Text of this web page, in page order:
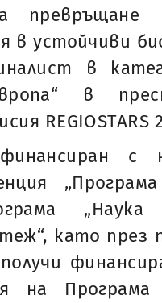
превръщане
в устойчиви
в
в
REGIOSTARS
като през
Програма